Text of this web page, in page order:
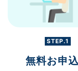
STEP.1
無料お申